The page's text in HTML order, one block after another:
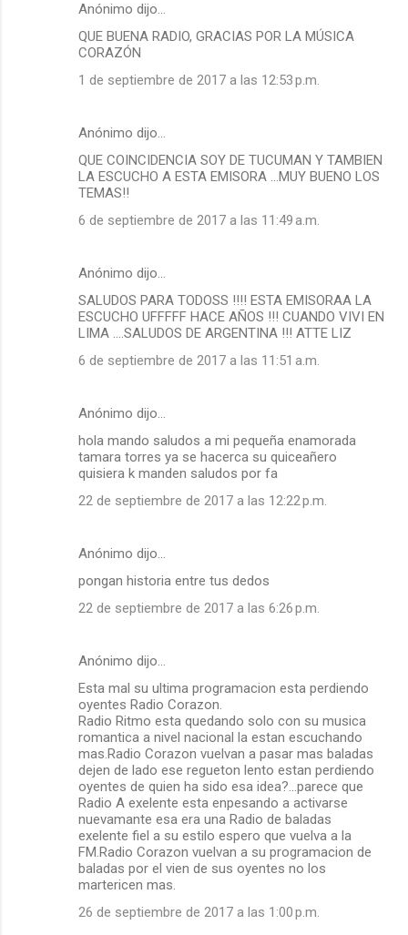
Anónimo dijo…
QUE BUENA RADIO, GRACIAS POR LA MÚSICA
CORAZÓN
1 de septiembre de 2017 a las 12:53 p.m.
Anónimo dijo…
QUE COINCIDENCIA SOY DE TUCUMAN Y TAMBIEN
LA ESCUCHO A ESTA EMISORA ...MUY BUENO LOS
TEMAS!!
6 de septiembre de 2017 a las 11:49 a.m.
Anónimo dijo…
SALUDOS PARA TODOSS !!!! ESTA EMISORAA LA
ESCUCHO UFFFFF HACE AÑOS !!! CUANDO VIVI EN
LIMA ....SALUDOS DE ARGENTINA !!! ATTE LIZ
6 de septiembre de 2017 a las 11:51 a.m.
Anónimo dijo…
hola mando saludos a mi pequeña enamorada
tamara torres ya se hacerca su quiceañero
quisiera k manden saludos por fa
22 de septiembre de 2017 a las 12:22 p.m.
Anónimo dijo…
pongan historia entre tus dedos
22 de septiembre de 2017 a las 6:26 p.m.
Anónimo dijo…
Esta mal su ultima programacion esta perdiendo
oyentes Radio Corazon.
Radio Ritmo esta quedando solo con su musica
romantica a nivel nacional la estan escuchando
mas.Radio Corazon vuelvan a pasar mas baladas
dejen de lado ese regueton lento estan perdiendo
oyentes de quien ha sido esa idea?...parece que
Radio A exelente esta enpesando a activarse
nuevamante esa era una Radio de baladas
exelente fiel a su estilo espero que vuelva a la
FM.Radio Corazon vuelvan a su programacion de
baladas por el vien de sus oyentes no los
martericen mas.
26 de septiembre de 2017 a las 1:00 p.m.